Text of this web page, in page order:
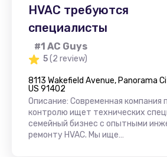
HVAC требуются
специалисты
#1 AC Guys
5(2 review)
8113 Wakefield Avenue, Panorama
US 91402
Описание: Современная компания
контролю ищет технических
семейный бизнес с опытными
ремонту HVAC. Мы ище…